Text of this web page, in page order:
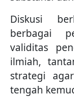
Diskusi
berbagai
validitas
ilmiah,
strategi
tengah